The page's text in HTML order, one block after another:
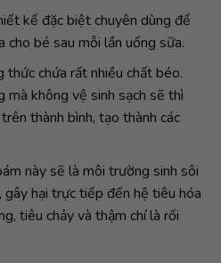
kế đặc biệt chuyên dùng để
cho bé sau mỗi lần uống sữa.
thức chứa rất nhiều chất béo.
mà không vệ sinh sạch sẽ thì
thành bình, tạo thành các
này sẽ là môi trường sinh sôi
gây hại trực tiếp đến hệ tiêu hóa
tiêu chảy và thậm chí là rối